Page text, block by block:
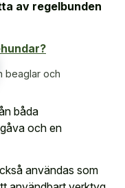
av regelbunden
beaglar och
båda
och en
användas som